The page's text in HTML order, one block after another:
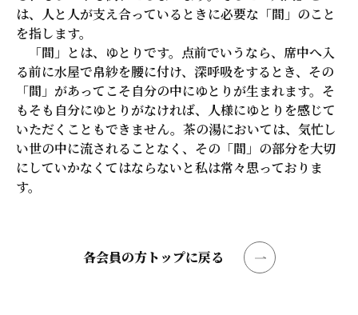
は、人と人が支え合っているときに必要な「間」のこと
を指します。
「間」とは、ゆとりです。点前でいうなら、席中へ入
る前に水屋で帛紗を腰に付け、深呼吸をするとき、その
「間」があってこそ自分の中にゆとりが生まれます。そ
もそも自分にゆとりがなければ、人様にゆとりを感じて
いただくこともできません。茶の湯においては、気忙し
い世の中に流されることなく、その「間」の部分を大切
にしていかなくてはならないと私は常々思っておりま
す。
各会員の方トップに戻る